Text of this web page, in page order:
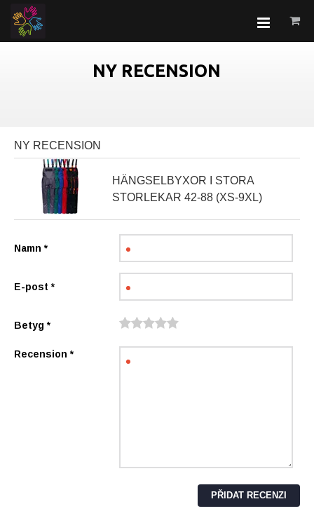
NY RECENSION
NY RECENSION
HÄNGSELBYXOR I STORA
STORLEKAR 42-88 (XS-9XL)
Namn *
E-post *
Betyg *
Recension *